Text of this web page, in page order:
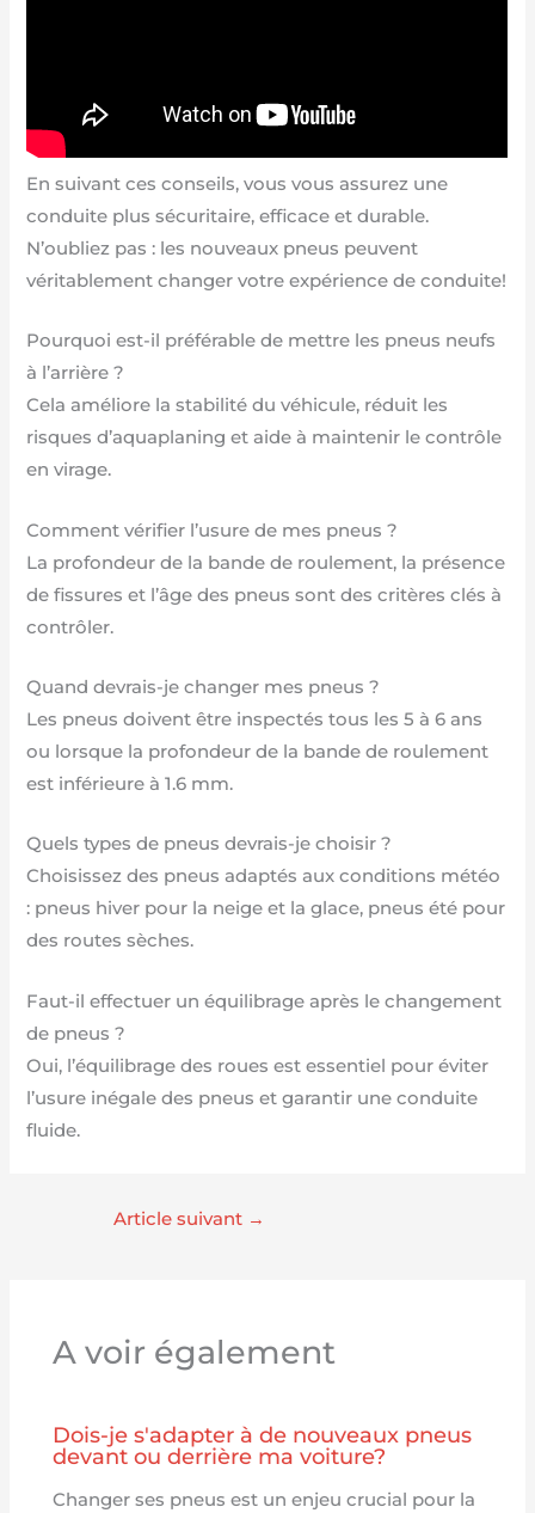
En suivant ces conseils, vous vous assurez une
conduite plus sécuritaire, efficace et durable.
N’oubliez pas : les nouveaux pneus peuvent
véritablement changer votre expérience de conduite!
Pourquoi est-il préférable de mettre les pneus neufs
à l’arrière ?
Cela améliore la stabilité du véhicule, réduit les
risques d’aquaplaning et aide à maintenir le contrôle
en virage.
Comment vérifier l’usure de mes pneus ?
La profondeur de la bande de roulement, la présence
de fissures et l’âge des pneus sont des critères clés à
contrôler.
Quand devrais-je changer mes pneus ?
Les pneus doivent être inspectés tous les 5 à 6 ans
ou lorsque la profondeur de la bande de roulement
est inférieure à 1.6 mm.
Quels types de pneus devrais-je choisir ?
Choisissez des pneus adaptés aux conditions météo
: pneus hiver pour la neige et la glace, pneus été pour
des routes sèches.
Faut-il effectuer un équilibrage après le changement
de pneus ?
Oui, l’équilibrage des roues est essentiel pour éviter
l’usure inégale des pneus et garantir une conduite
fluide.
Article suivant →
A voir également
Dois-je s'adapter à de nouveaux pneus
devant ou derrière ma voiture?
Changer ses pneus est un enjeu crucial pour la